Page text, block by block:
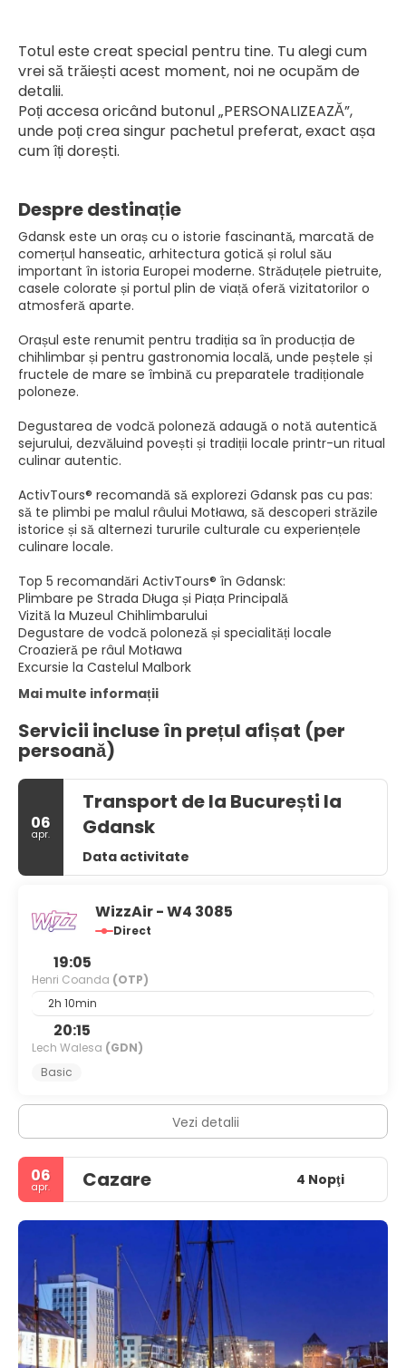
Totul este creat special pentru tine. Tu alegi cum
vrei să trăiești acest moment, noi ne ocupăm de
detalii.
Poți accesa oricând butonul „PERSONALIZEAZĂ”,
unde poți crea singur pachetul preferat, exact așa
cum îți dorești.
Despre destinație
Gdansk este un oraș cu o istorie fascinantă, marcată de
comerțul hanseatic, arhitectura gotică și rolul său
important în istoria Europei moderne. Străduțele pietruite,
casele colorate și portul plin de viață oferă vizitatorilor o
atmosferă aparte.
Orașul este renumit pentru tradiția sa în producția de
chihlimbar și pentru gastronomia locală, unde peștele și
fructele de mare se îmbină cu preparatele tradiționale
poloneze.
Degustarea de vodcă poloneză adaugă o notă autentică
sejurului, dezvăluind povești și tradiții locale printr-un ritual
culinar autentic.
ActivTours® recomandă să explorezi Gdansk pas cu pas:
să te plimbi pe malul râului Motława, să descoperi străzile
istorice și să alternezi tururile culturale cu experiențele
culinare locale.
Top 5 recomandări ActivTours® în Gdansk:
Plimbare pe Strada Długa și Piața Principală
Vizită la Muzeul Chihlimbarului
Degustare de vodcă poloneză și specialități locale
Croazieră pe râul Motława
Excursie la Castelul Malbork
Mai multe informații
Servicii incluse în prețul afișat (per
persoană)
06
apr.
Transport de la București la
Gdansk
Data activitate
WizzAir - W4 3085
Direct
19:05
Henri Coanda (OTP)
2h 10min
20:15
Lech Walesa (GDN)
Basic
Vezi detalii
06
apr. Cazare 4 Nopţi